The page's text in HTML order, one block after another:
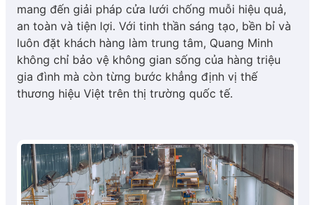
mang đến giải pháp cửa lưới chống muỗi hiệu quả,
an toàn và tiện lợi. Với tinh thần sáng tạo, bền bỉ và
luôn đặt khách hàng làm trung tâm, Quang Minh
không chỉ bảo vệ không gian sống của hàng triệu
gia đình mà còn từng bước khẳng định vị thế
thương hiệu Việt trên thị trường quốc tế.